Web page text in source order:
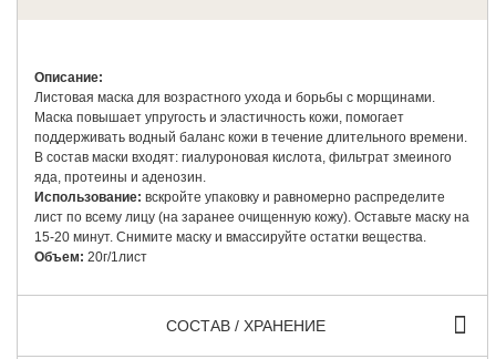
Описание:
Листовая маска для возрастного ухода и борьбы с морщинами.
Маска повышает упругость и эластичность кожи, помогает
поддерживать водный баланс кожи в течение длительного времени.
В состав маски входят: гиалуроновая кислота, фильтрат змеиного
яда, протеины и аденозин.
Использование: вскройте упаковку и равномерно распределите
лист по всему лицу (на заранее очищенную кожу). Оставьте маску на
15-20 минут. Снимите маску и вмассируйте остатки вещества.
Объем: 20г/1лист
СОСТАВ / ХРАНЕНИЕ